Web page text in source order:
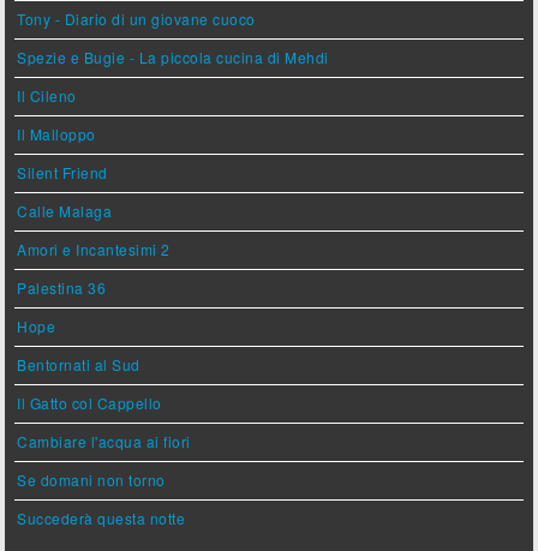
Tony - Diario di un giovane cuoco
Spezie e Bugie - La piccola cucina di Mehdi
Il Cileno
Il Malloppo
Silent Friend
Calle Malaga
Amori e Incantesimi 2
Palestina 36
Hope
Bentornati al Sud
Il Gatto col Cappello
Cambiare l'acqua ai fiori
Se domani non torno
Succederà questa notte